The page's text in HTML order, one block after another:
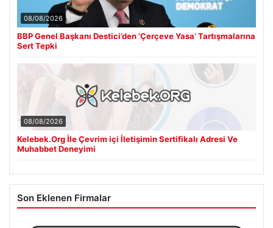
08/08/2026
BBP Genel Başkanı Destici’den ‘Çerçeve Yasa’ Tartışmalarına
Sert Tepki
08/08/2026
Kelebek.Org İle Çevrim içi İletişimin Sertifikalı Adresi Ve
Muhabbet Deneyimi
Son Eklenen Firmalar